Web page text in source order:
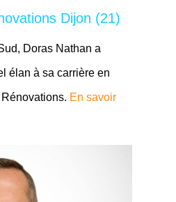
Dijon (21)
Doras Nathan a
élan à sa carrière en
En savoir